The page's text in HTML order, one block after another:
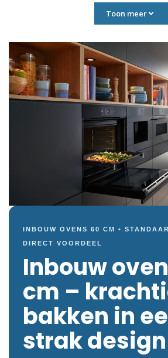
Toon meer
INBOUW OVENS 60 CM •
DIRECT VOORDEEL
Inbouw
cm –
bakken in
strak design